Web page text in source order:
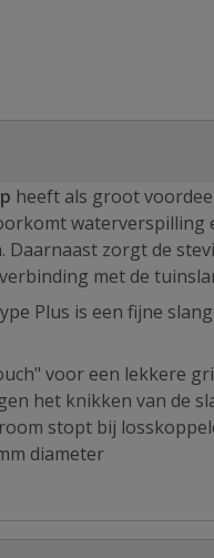
heeft als groot
waterverspilling
zorgt de
met de
Plus is een fijne
voor een lekkere
het knikken van de
stopt bij
diameter